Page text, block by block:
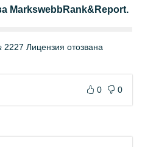
MarkswebbRank&Report.
Лицензия отозвана
0 0